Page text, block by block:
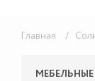
Главная /